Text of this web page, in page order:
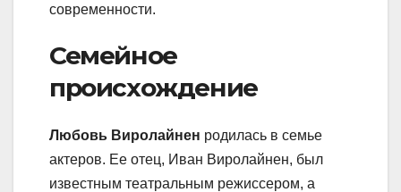
современности.
Семейное
происхождение
Любовь Виролайнен родилась в семье
актеров. Ее отец, Иван Виролайнен, был
известным театральным режиссером, а